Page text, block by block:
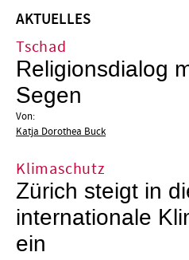
AKTUELLES
Tschad
Religionsdialog
Segen
Von:
Katja Dorothea Buck
Klimaschutz
Zürich steigt in
internationale
ein